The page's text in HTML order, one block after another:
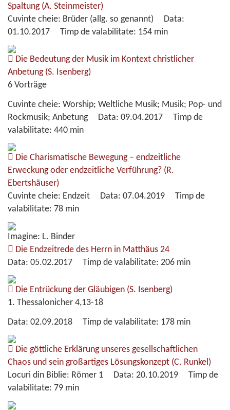
Spaltung (A. Steinmeister)
Cuvinte cheie: Brüder (allg. so genannt)
Data:
01.10.2017 Timp de valabilitate: 154 min
Die Bedeutung der Musik im Kontext christlicher
Anbetung (S. Isenberg)
6 Vorträge
Cuvinte cheie: Worship; Weltliche Musik; Musik; Pop- und
Rockmusik; Anbetung
Data: 09.04.2017 Timp de
valabilitate: 440 min
Die Charismatische Bewegung – endzeitliche
Erweckung oder endzeitliche Verführung? (R.
Ebertshäuser)
Cuvinte cheie: Endzeit Data: 07.04.2019 Timp de
valabilitate: 78 min
Imagine: L. Binder
Die Endzeitrede des Herrn in Matthäus 24
Data: 05.02.2017 Timp de valabilitate: 206 min
Die Entrückung der Gläubigen (S. Isenberg)
1. Thessalonicher 4,13-18
Data: 02.09.2018 Timp de valabilitate: 178 min
Die göttliche Erklärung unseres gesellschaftlichen
Chaos und sein großartiges Lösungskonzept (C. Runkel)
Locuri din Biblie: Römer 1 Data: 20.10.2019 Timp de
valabilitate: 79 min